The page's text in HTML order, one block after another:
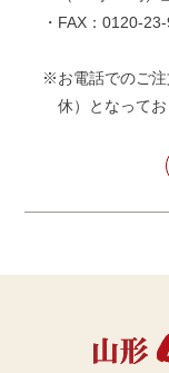
・FAX：0120-
※お電話でのご
休）となって